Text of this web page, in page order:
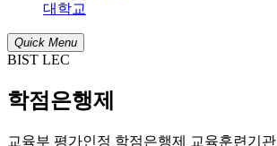
대학교
Quick Menu
BIST LEC
학점은행제
교육부 평가인정 학점은행제 교육훈련기관